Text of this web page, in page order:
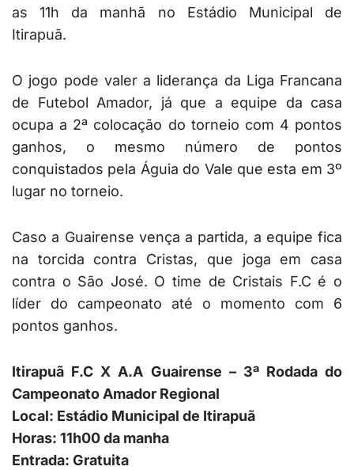
as 11h da manhã no Estádio Municipal de
Itirapuã.
O jogo pode valer a liderança da Liga Francana
de Futebol Amador, já que a equipe da casa
ocupa a 2ª colocação do torneio com 4 pontos
ganhos, o mesmo número de pontos
conquistados pela Águia do Vale que esta em 3º
lugar no torneio.
Caso a Guairense vença a partida, a equipe fica
na torcida contra Cristas, que joga em casa
contra o São José. O time de Cristais F.C é o
líder do campeonato até o momento com 6
pontos ganhos.
Itirapuã F.C X A.A Guairense – 3ª Rodada do
Campeonato Amador Regional
Local: Estádio Municipal de Itirapuã
Horas: 11h00 da manha
Entrada: Gratuita